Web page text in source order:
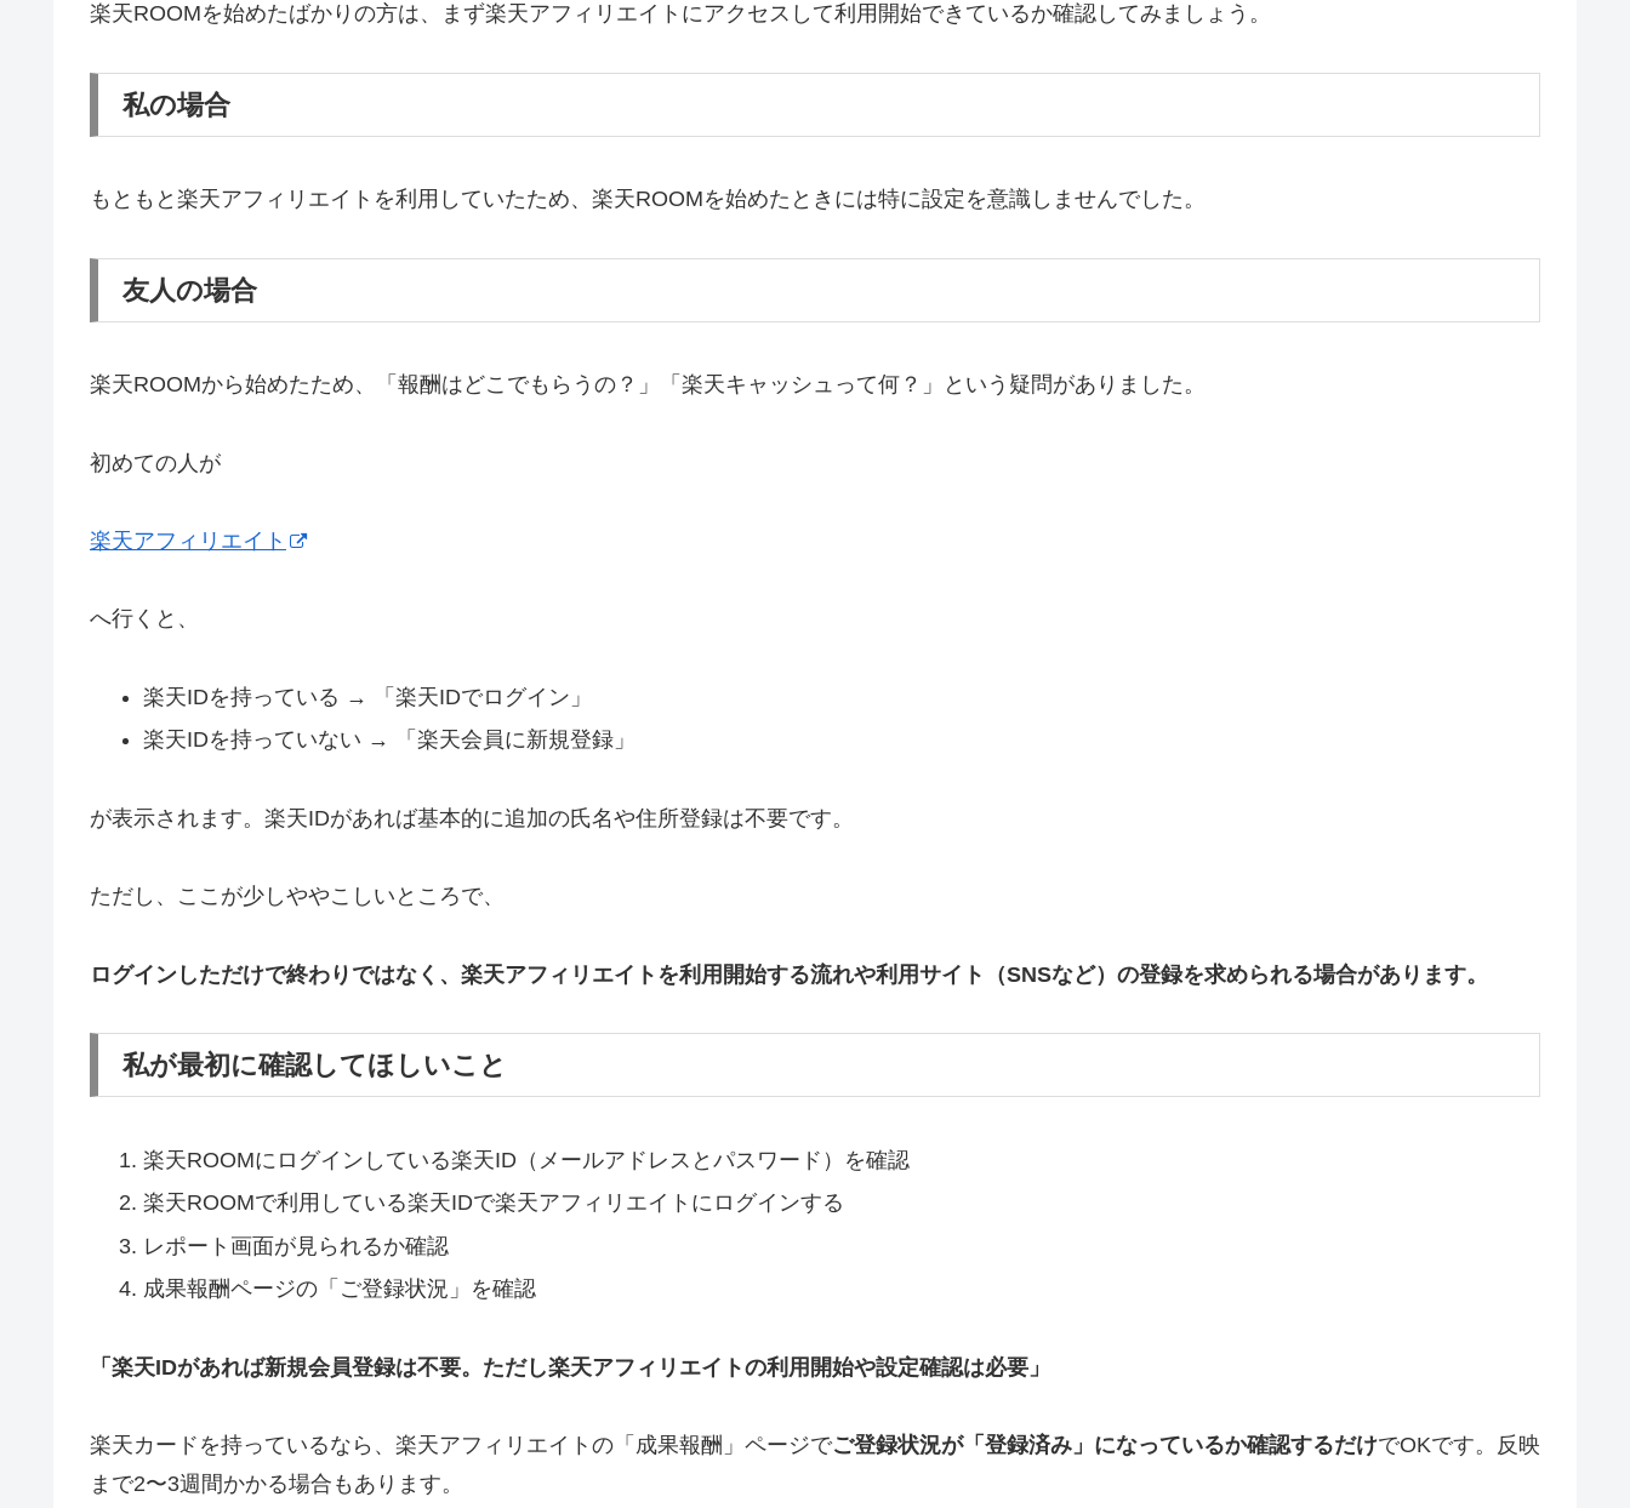
楽天ROOMを始めたばかりの方は、まず楽天アフィリエイトにアクセスして利用開始できているか確認してみましょう。
私の場合
もともと楽天アフィリエイトを利用していたため、楽天ROOMを始めたときには特に設定を意識しませんでした。
友人の場合
楽天ROOMから始めたため、「報酬はどこでもらうの？」「楽天キャッシュって何？」という疑問がありました。
初めての人が
楽天アフィリエイト
へ行くと、
楽天IDを持っている → 「楽天IDでログイン」
楽天IDを持っていない → 「楽天会員に新規登録」
が表示されます。楽天IDがあれば基本的に追加の氏名や住所登録は不要です。
ただし、ここが少しややこしいところで、
ログインしただけで終わりではなく、楽天アフィリエイトを利用開始する流れや利用サイト（SNSなど）の登録を求められる場合があります。
私が最初に確認してほしいこと
楽天ROOMにログインしている楽天ID（メールアドレスとパスワード）を確認
楽天ROOMで利用している楽天IDで楽天アフィリエイトにログインする
レポート画面が見られるか確認
成果報酬ページの「ご登録状況」を確認
「楽天IDがあれば新規会員登録は不要。ただし楽天アフィリエイトの利用開始や設定確認は必要」
楽天カードを持っているなら、楽天アフィリエイトの「成果報酬」ページでご登録状況が「登録済み」になっているか確認するだけでOKです。反映
まで2〜3週間かかる場合もあります。